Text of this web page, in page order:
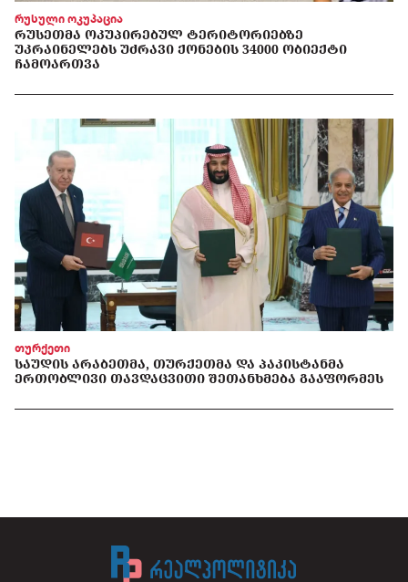
რუსული ოკუპაცია
ᲠᲣᲡᲔᲗᲛᲐ ᲝᲙᲣᲞᲘᲠᲔᲑᲣᲚ ᲢᲔᲠᲘᲢᲝᲠᲘᲔᲑᲖᲔ
ᲣᲙᲠᲐᲘᲜᲔᲚᲔᲑᲡ ᲣᲫᲠᲐᲕᲘ ᲥᲝᲜᲔᲑᲘᲡ 34000 ᲝᲑᲘᲔᲥᲢᲘ
ᲩᲐᲛᲝᲐᲠᲗᲕᲐ
თურქეთი
ᲡᲐᲣᲓᲘᲡ ᲐᲠᲐᲑᲔᲗᲛᲐ, ᲗᲣᲠᲥᲔᲗᲛᲐ ᲓᲐ ᲞᲐᲙᲘᲡᲢᲐᲜᲛᲐ
ᲔᲠᲗᲝᲑᲚᲘᲕᲘ ᲗᲐᲕᲓᲐᲪᲕᲘᲗᲘ ᲨᲔᲗᲐᲜᲮᲛᲔᲑᲐ ᲒᲐᲐᲤᲝᲠᲛᲔᲡ